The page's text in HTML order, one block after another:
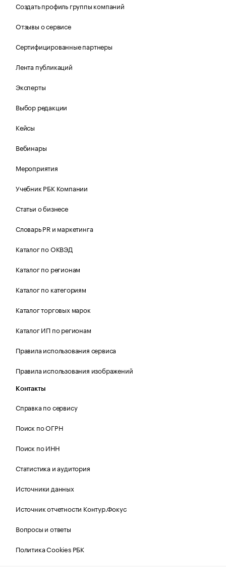
Создать профиль группы компаний
Отзывы о сервисе
Сертифицированные партнеры
Лента публикаций
Эксперты
Выбор редакции
Кейсы
Вебинары
Мероприятия
Учебник РБК Компании
Статьи о бизнесе
Словарь PR и маркетинга
Каталог по ОКВЭД
Каталог по регионам
Каталог по категориям
Каталог торговых марок
Каталог ИП по регионам
Правила использования сервиса
Правила использования изображений
Контакты
Справка по сервису
Поиск по ОГРН
Поиск по ИНН
Статистика и аудитория
Источники данных
Источник отчетности Контур.Фокус
Вопросы и ответы
Политика Cookies РБК